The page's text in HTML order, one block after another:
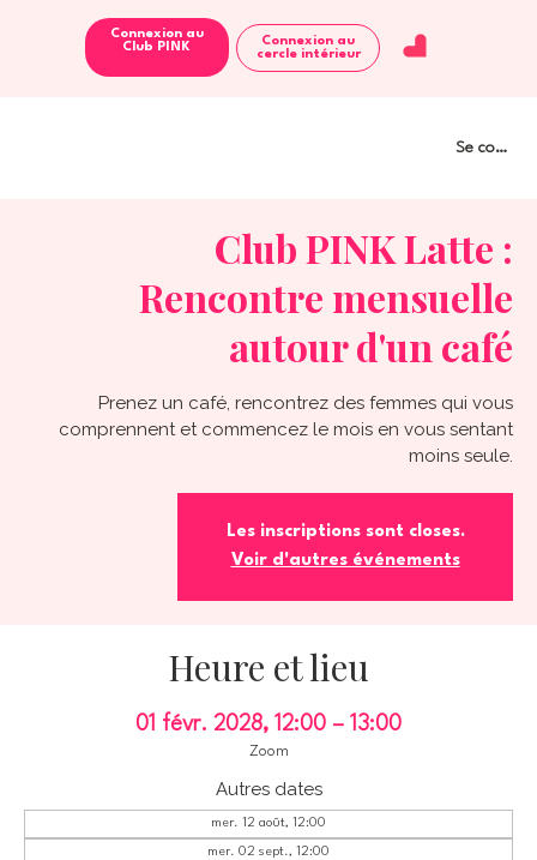
Se
Connexion au
Club PINK
Connexion au
cercle intérieur
Club PINK Latte :
Rencontre mensuelle
autour d'un café
Prenez un café, rencontrez des femmes qui vous
comprennent et commencez le mois en vous sentant
moins seule.
Les inscriptions sont closes.
Voir d'autres événements
Heure et lieu
01 févr. 2028, 12:00 – 13:00
Zoom
Autres dates
mer. 12 août, 12:00
mer. 02 sept., 12:00